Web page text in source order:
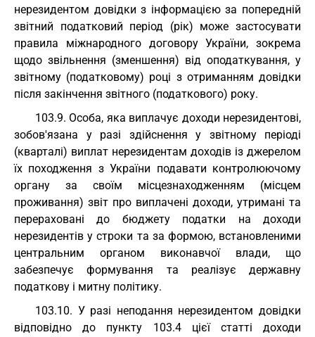
нерезидентом довідки з інформацією за попередній
звітний податковий період (рік) може застосувати
правила міжнародного договору України, зокрема
щодо звільнення (зменшення) від оподаткування, у
звітному (податковому) році з отриманням довідки
після закінчення звітного (податкового) року.
103.9. Особа, яка виплачує доходи нерезидентові,
зобов'язана у разі здійснення у звітному періоді
(кварталі) виплат нерезидентам доходів із джерелом
їх походження з України подавати контролюючому
органу за своїм місцезнаходженням (місцем
проживання) звіт про виплачені доходи, утримані та
перераховані до бюджету податки на доходи
нерезидентів у строки та за формою, встановленими
центральним органом виконавчої влади, що
забезпечує формування та реалізує державну
податкову і митну політику.
103.10. У разі неподання нерезидентом довідки
відповідно до пункту 103.4 цієї статті доходи